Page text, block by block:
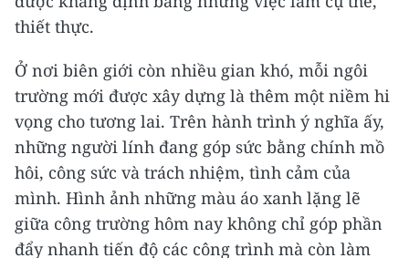
thiết thực.
Ở nơi biên giới còn nhiều gian khó, mỗi ngôi
trường mới được xây dựng là thêm một niềm hi
vọng cho tương lai. Trên hành trình ý nghĩa ấy,
những người lính đang góp sức bằng chính mồ
hôi, công sức và trách nhiệm, tình cảm của
mình. Hình ảnh những màu áo xanh lặng lẽ
giữa công trường hôm nay không chỉ góp phần
đẩy nhanh tiến độ các công trình mà còn làm